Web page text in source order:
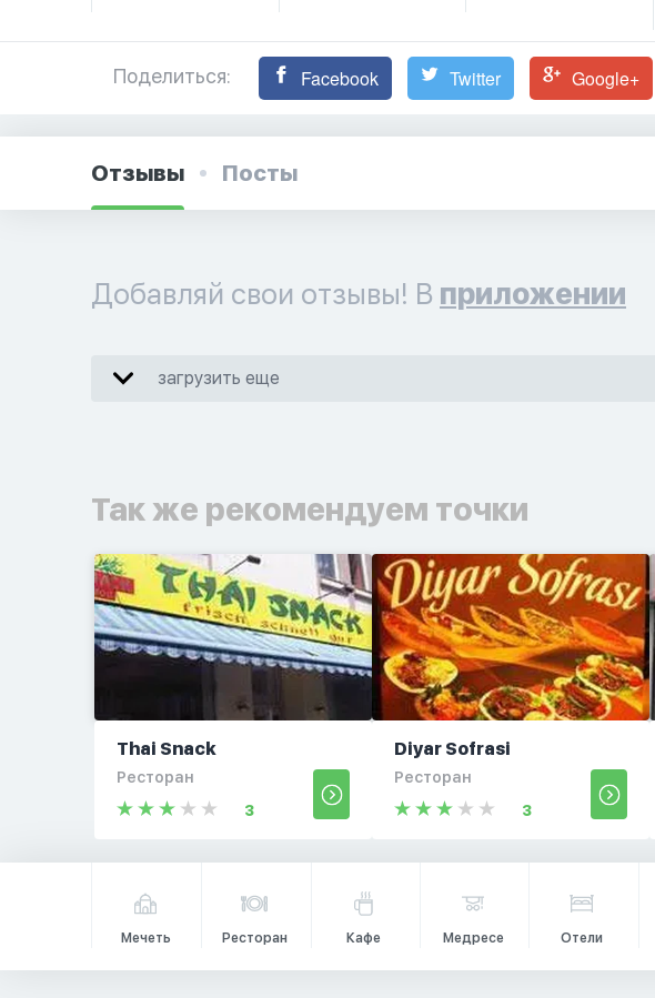
Поделиться: Facebook Twitter Google+
Отзывы Посты
Добавляй свои отзывы! В приложении
загрузить еще
Так же рекомендуем точки
Thai Snack
Ресторан
3
Diyar Sofrasi
Ресторан
3
Мечеть Ресторан Кафе Медресе Отели